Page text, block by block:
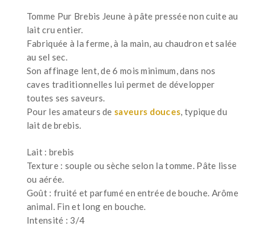
Tomme Pur Brebis Jeune à pâte pressée non cuite au
lait cru entier.
Fabriquée à la ferme, à la main, au chaudron et salée
au sel sec.
Son affinage lent, de 6 mois minimum, dans nos
caves traditionnelles lui permet de développer
toutes ses saveurs.
Pour les amateurs de saveurs douces, typique du
lait de brebis.
Lait : brebis
Texture : souple ou sèche selon la tomme. Pâte lisse
ou aérée.
Goût : fruité et parfumé en entrée de bouche. Arôme
animal. Fin et long en bouche.
Intensité : 3/4